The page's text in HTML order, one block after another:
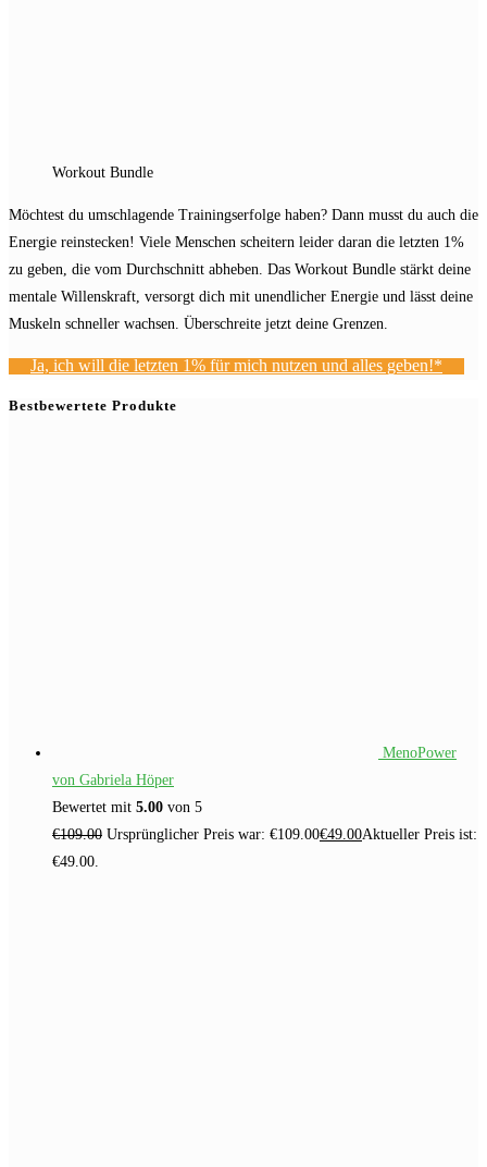
Workout Bundle
Möchtest du umschlagende Trainingserfolge haben? Dann musst du auch die
Energie reinstecken! Viele Menschen scheitern leider daran die letzten 1%
zu geben, die vom Durchschnitt abheben. Das Workout Bundle stärkt deine
mentale Willenskraft, versorgt dich mit unendlicher Energie und lässt deine
Muskeln schneller wachsen. Überschreite jetzt deine Grenzen.
Ja, ich will die letzten 1% für mich nutzen und alles geben!*
Bestbewertete Produkte
MenoPower
von Gabriela Höper
Bewertet mit 5.00 von 5
€109.00 Ursprünglicher Preis war: €109.00€49.00Aktueller Preis ist:
€49.00.